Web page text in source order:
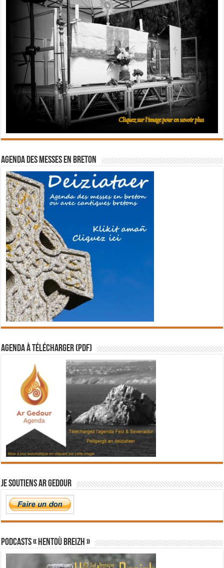
Agenda des messes en breton
Agenda à télécharger (PDF)
Je soutiens Ar Gedour
PODCASTS « Hentoù Breizh »